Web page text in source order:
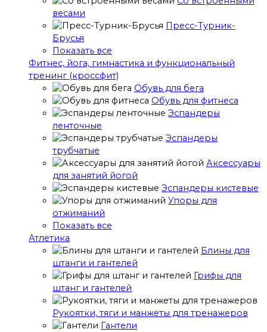
весами
Пресс-Турник-
Брусья
Показать все
Фитнес, йога, гимнастика и функциональный
тренинг (кроссфит)
Обувь для бега
Обувь для фитнеса
Эспандеры
ленточные
Эспандеры
трубчатые
Аксессуары
для занятий йогой
Эспандеры кистевые
Упоры для
отжиманий
Показать все
Атлетика
Блины для
штанги и гантелей
Грифы для
штанг и гантелей
Рукоятки, тяги и манжеты для тренажеров
Гантели